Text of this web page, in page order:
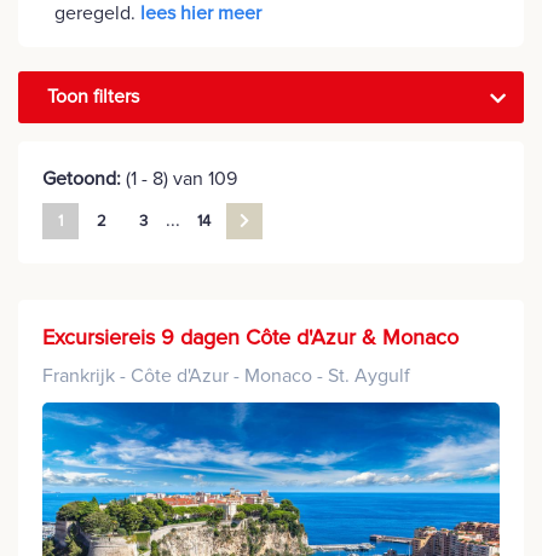
geregeld. lees hier meer
Toon filters
Getoond: (1 - 8) van 109
1 2 3 ... 14
Excursiereis 9 dagen Côte d'Azur & Monaco
Frankrijk - Côte d'Azur - Monaco - St. Aygulf